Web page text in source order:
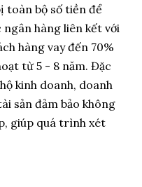
toàn bộ số tiền để
ngân hàng liên kết với
hàng vay đến 70%
từ 5 - 8 năm. Đặc
kinh doanh, doanh
sản đảm bảo không
giúp quá trình xét